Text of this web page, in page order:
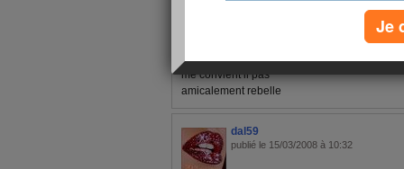
je suis le regime de aujourd hui .com mais
plus je prend du cla aussi je ne comprend
me convient il pas
amicalement rebelle
dal59
publié le 15/03/2008 à 10:32
Je